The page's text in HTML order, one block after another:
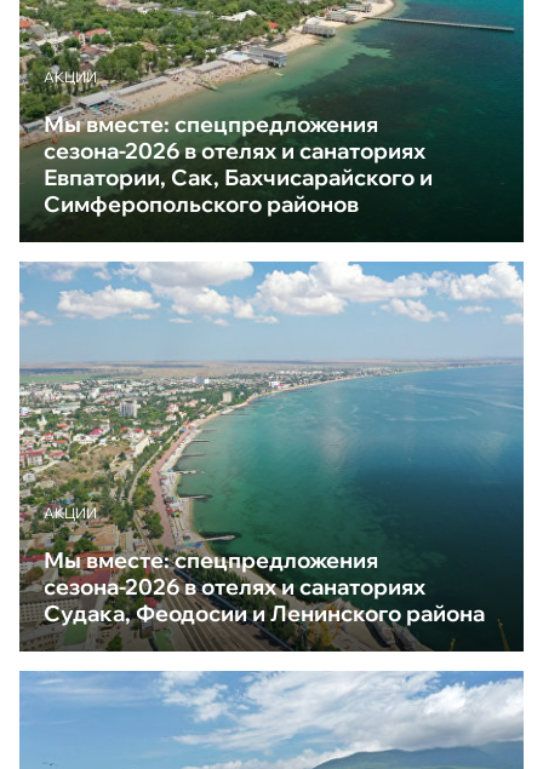
АКЦИИ
Мы вместе: спецпредложения
сезона-2026 в отелях и санаториях
Евпатории, Сак, Бахчисарайского и
Симферопольского районов
АКЦИИ
Мы вместе: спецпредложения
сезона-2026 в отелях и санаториях
Судака, Феодосии и Ленинского района